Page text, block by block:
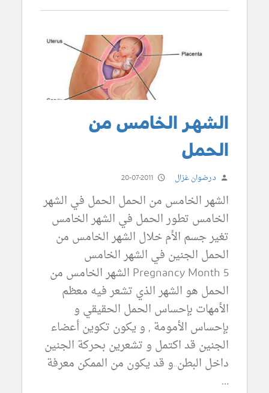
الشهر الخامس من
الحمل
د.رضوان غزال 20-07-2011
الشهر الخامس من الحمل الحمل في الشهر
الخامس تطور الحمل في الشهر الخامس
تغير جسم الأم خلال الشهر الخامس من
الحمل الجنين في الشهر الخامس
Pregnancy Month 5 الشهر الخامس من
الحمل هو الشهر الذي تشعر فيه معظم
الأمهات بإحساس الحمل الحقيقي و
بإحساس الأمومة , و يكون تكوين أعضاء
الجنين قد اكتمل و تشعرين بحركة الجنين
داخل البطن..و قد يكون من الممكن معرفة
…